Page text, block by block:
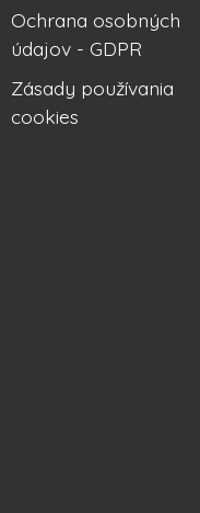
Ochrana osobných
údajov - GDPR
Zásady používania
cookies